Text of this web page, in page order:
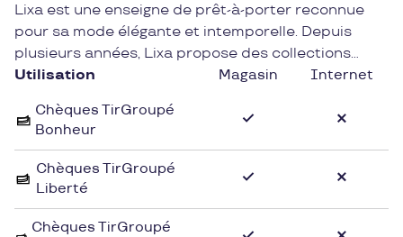
Lixa est une enseigne de prêt-à-porter reconnue
pour sa mode élégante et intemporelle. Depuis
plusieurs années, Lixa propose des collections
tendances pour hommes et femmes, mettant en
modernes.
Pour profiter des collections de Lixa, vous pouvez
utiliser vos chèques cadeau Pluxee Cadeaux en
toute simplicité. Offrez-vous des vêtements et
accessoires à la pointe de la mode et découvrez les
Utilisation Magasin Internet
Chèques TirGroupé
Bonheur
Chèques TirGroupé
Liberté
Chèques TirGroupé